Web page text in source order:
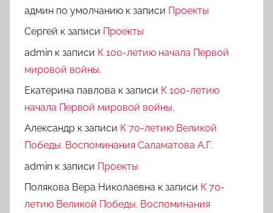
админ по умолчанию к записи Проекты
Сергей к записи Проекты
admin к записи К 100-летию начала Первой
мировой войны.
Екатерина павлова к записи К 100-летию
начала Первой мировой войны.
Александр к записи К 70-летию Великой
Победы. Воспоминания Саламатова А.Г.
admin к записи Проекты
Полякова Вера Николаевна к записи К 70-
летию Великой Победы. Воспоминания